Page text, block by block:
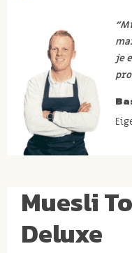
je
Muesli
Deluxe